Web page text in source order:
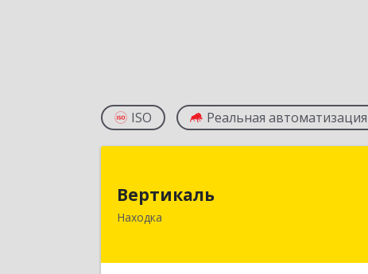
ISO Реальная автоматизация
Вертикаль
Находка
692928, Приморский край, Находка г,
Подробнее